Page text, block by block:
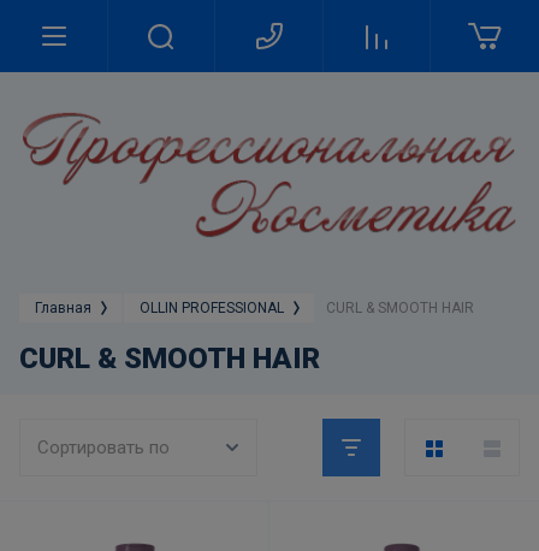
Главная OLLIN PROFESSIONAL CURL & SMOOTH HAIR
CURL & SMOOTH HAIR
Сортировать по